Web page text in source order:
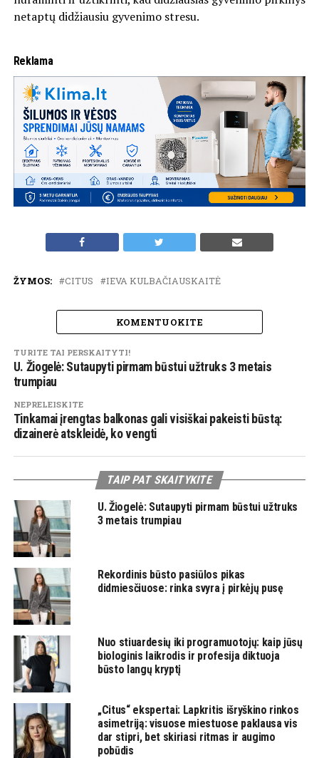
netaptų didžiausiu gyvenimo stresu.
Reklama
ŽYMOS: CITUS IEVA KULBAČIAUSKAITĖ
KOMENTUOKITE
TURITE TAI PERSKAITYTI!
U. Žiogelė: Sutaupyti pirmam būstui užtruks 3 metais
trumpiau
NEPRELEISKITE
Tinkamai įrengtas balkonas gali visiškai pakeisti būstą:
dizainerė atskleidė, ko vengti
TAIP PAT SKAITYKITE
U. Žiogelė: Sutaupyti pirmam būstui užtruks
3 metais trumpiau
Rekordinis būsto pasiūlos pikas
didmiesčiuose: rinka svyra į pirkėjų pusę
Nuo stiuardesių iki programuotojų: kaip jūsų
biologinis laikrodis ir profesija diktuoja
būsto langų kryptį
„Citus“ ekspertai: Lapkritis išryškino rinkos
asimetriją: visuose miestuose paklausa vis
dar stipri, bet skiriasi ritmas ir augimo
pobūdis